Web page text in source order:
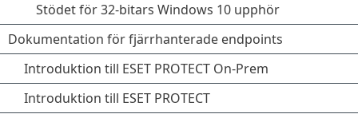
Stödet för 32-bitars Windows 10 upphör
Dokumentation för fjärrhanterade endpoints
Introduktion till ESET PROTECT On-Prem
Introduktion till ESET PROTECT